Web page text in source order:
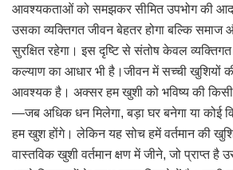
आवश्यकताओं को समझकर सीमित उपभोग की
उसका व्यक्तिगत जीवन बेहतर होगा बल्कि समाज
सुरक्षित रहेगा। इस दृष्टि से संतोष केवल
कल्याण का आधार भी है।जीवन में सच्ची खुशियों
आवश्यक है। अक्सर हम खुशी को भविष्य की
—जब अधिक धन मिलेगा, बड़ा घर बनेगा या कोई
हम खुश होंगे। लेकिन यह सोच हमें वर्तमान की
वास्तविक खुशी वर्तमान क्षण में जीने, जो प्राप्त